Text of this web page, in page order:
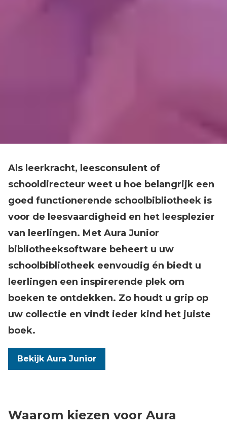
Als leerkracht, leesconsulent of
schooldirecteur weet u hoe belangrijk een
goed functionerende schoolbibliotheek is
voor de leesvaardigheid en het leesplezier
van leerlingen. Met Aura Junior
bibliotheeksoftware beheert u uw
schoolbibliotheek eenvoudig én biedt u
leerlingen een inspirerende plek om
boeken te ontdekken. Zo houdt u grip op
uw collectie en vindt ieder kind het juiste
boek.
Bekijk Aura Junior
Waarom kiezen voor Aura